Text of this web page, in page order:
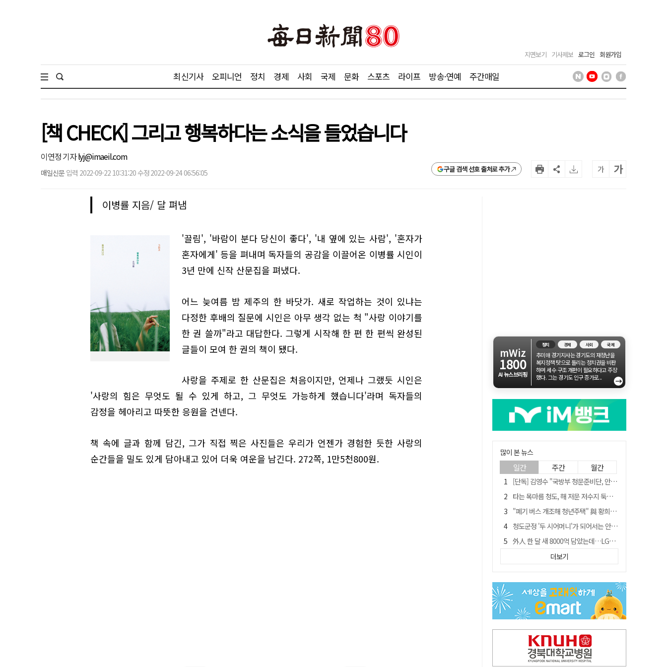
지면보기 기사제보 로그인 회원가입
최신기사 오피니언 정치 경제 사회 국제 문화 스포츠 라이프 방송·연예 주간매일
[책 CHECK] 그리고 행복하다는 소식을 들었습니다
이연정 기자lyj@imaeil.com
매일신문 입력 2022-09-22 10:31:20 수정 2022-09-24 06:56:05 구글 검색 선호 출처로 추가 가 가
이병률 지음/ 달 펴냄
'끌림', '바람이 분다 당신이 좋다', '내 옆에 있는 사람', '혼자가
혼자에게' 등을 펴내며 독자들의 공감을 이끌어온 이병률 시인이
3년 만에 신작 산문집을 펴냈다.
어느 늦여름 밤 제주의 한 바닷가. 새로 작업하는 것이 있냐는
다정한 후배의 질문에 시인은 아무 생각 없는 척 "사랑 이야기를
한 권 쓸까"라고 대답한다. 그렇게 시작해 한 편 한 편씩 완성된
글들이 모여 한 권의 책이 됐다.
사랑을 주제로 한 산문집은 처음이지만, 언제나 그랬듯 시인은
'사랑의 힘은 무엇도 될 수 있게 하고, 그 무엇도 가능하게 했습니다'라며 독자들의
감정을 헤아리고 따뜻한 응원을 건넨다.
책 속에 글과 함께 담긴, 그가 직접 찍은 사진들은 우리가 언젠가 경험한 듯한 사랑의
순간들을 밀도 있게 담아내고 있어 더욱 여운을 남긴다. 272쪽, 1만5천800원.
mWiz
1800
AI 뉴스브리핑
정치 경제 사회 국제
추미애 경기지사는 경기도의 재정난을
복지정책 탓으로 돌리는 정치권을 비판
하며 세수 구조 개편이 필요하다고 주장
했다. 그는 경기도 인구 증가로...
→
많이 본 뉴스
일간 주간 월간
[단독] 김영수 "국방부 청문준비단, 안규백 탈영 알고있었다"
타는 목마름 청도, 해 저문 저수지 둑에 군수가 서 있었다
"폐기 버스 개조해 청년주택" 與 황희…'딸 학비는 年 4200만원'
청도군정 '두 시어머니'가 되어서는 안된다
外人 한 달 새 8000억 담았는데…LG이노텍 목표주가는 왜 엇갈릴까
임시휴업 들어갔던 홈플러스 영주점, 7일 영업 재개…지하 1층만 운영
SK하이닉스, 주당 375원 분기 배당 공시…"3분기 중 주주환원 방안 확정"
이의준 전 경북도 새마을봉사과장, 제28대 울릉군 부군수 취임
"상법개정해도 주주가 '봉'"…하이닉스 솔리다임 상장설에 술렁[개미와글와글]
더보기